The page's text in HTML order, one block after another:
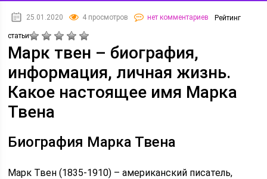
25.01.2020 4 просмотров нет комментариев Рейтинг
статьи
Марк твен – биография,
информация, личная жизнь.
Какое настоящее имя Марка
Твена
Биография Марка Твена
Марк Твен (1835-1910) – американский писатель,